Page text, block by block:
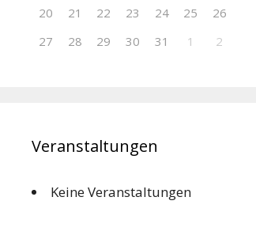
20
21 22 23 24 25
26
27
28 29 30 31 1 2
Veranstaltungen
Keine Veranstaltungen